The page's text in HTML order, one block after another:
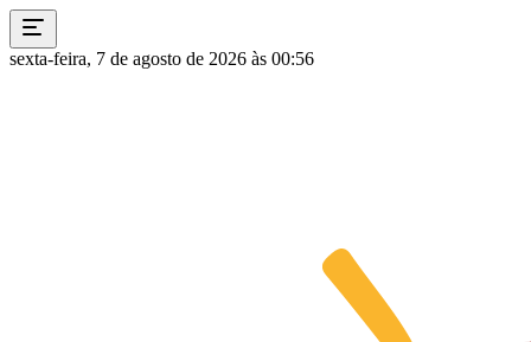
sexta-feira, 7 de agosto de 2026 às 00:56